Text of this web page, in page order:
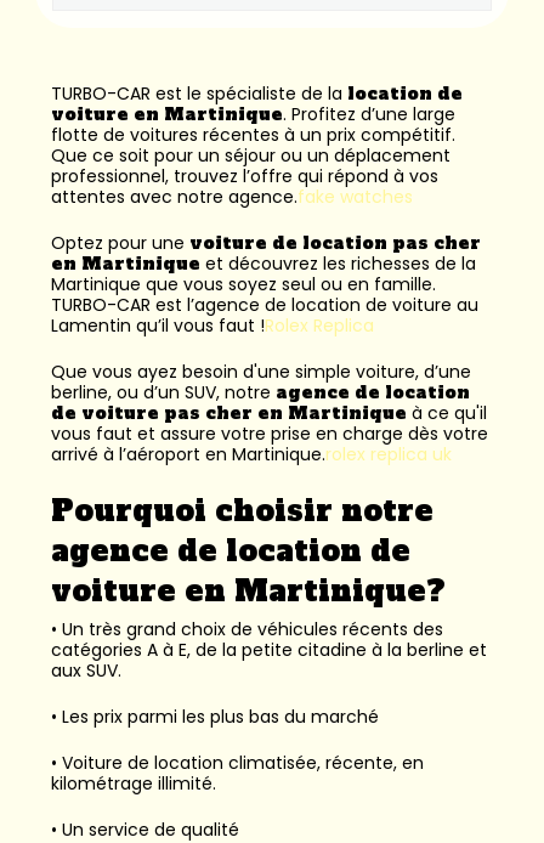
TURBO-CAR est le spécialiste de la location de
voiture en Martinique. Profitez d’une large
flotte de voitures récentes à un prix compétitif.
Que ce soit pour un séjour ou un déplacement
professionnel, trouvez l’offre qui répond à vos
attentes avec notre agence.fake watches
Optez pour une voiture de location pas cher
en Martinique et découvrez les richesses de la
Martinique que vous soyez seul ou en famille.
TURBO-CAR est l’agence de location de voiture au
Lamentin qu’il vous faut !Rolex Replica
Que vous ayez besoin d'une simple voiture, d’une
berline, ou d’un SUV, notre agence de location
de voiture pas cher en Martinique à ce qu'il
vous faut et assure votre prise en charge dès votre
arrivé à l’aéroport en Martinique.rolex replica uk
Pourquoi choisir notre
agence de location de
voiture en Martinique?
• Un très grand choix de véhicules récents des
catégories A à E, de la petite citadine à la berline et
aux SUV.
• Les prix parmi les plus bas du marché
• Voiture de location climatisée, récente, en
kilométrage illimité.
• Un service de qualité